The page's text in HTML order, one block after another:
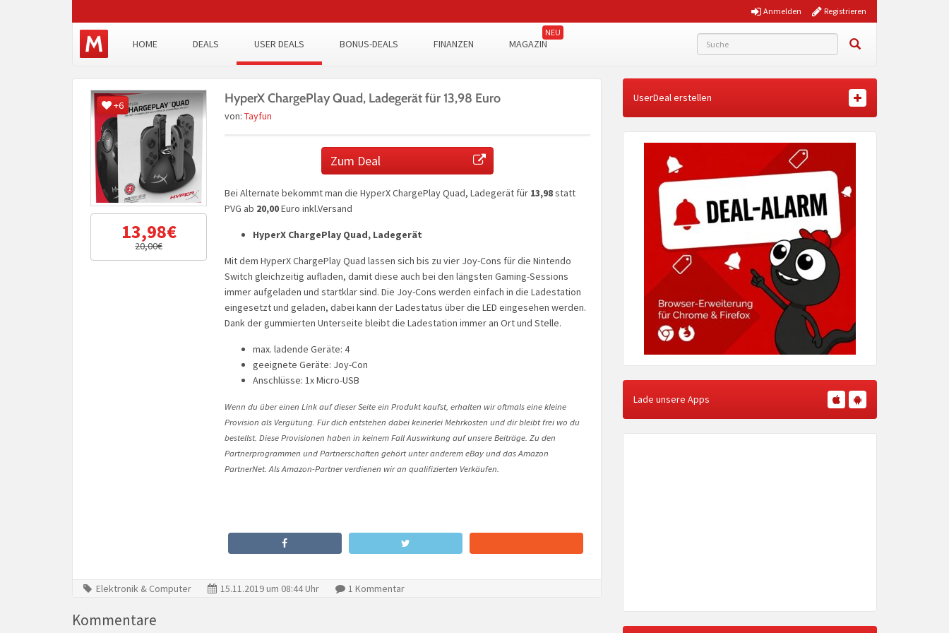
Registrieren
Anmelden
HOME DEALS USER DEALS BONUS-DEALS FINANZEN MAGAZIN
+6
13,98€
20,00€
HyperX ChargePlay Quad, Ladegerät für 13,98 Euro
von: Tayfun
Zum Deal
Bei Alternate bekommt man die HyperX ChargePlay Quad, Ladegerät für 13,98statt
PVG ab 20,00Euro inkl.Versand
HyperX ChargePlay Quad, Ladegerät
Mit dem HyperX ChargePlay Quad lassen sich bis zu vier Joy-Cons für die Nintendo
Switch gleichzeitig aufladen, damit diese auch bei den längsten Gaming-Sessions
immer aufgeladen und startklar sind. Die Joy-Cons werden einfach in die Ladestation
eingesetzt und geladen, dabei kann der Ladestatus über die LED eingesehen werden.
Dank der gummierten Unterseite bleibt die Ladestation immer an Ort und Stelle.
max. ladende Geräte: 4
geeignete Geräte: Joy-Con
Anschlüsse: 1x Micro-USB
Wenn du über einen Link auf dieser Seite ein Produkt kaufst, erhalten wir oftmals eine kleine
Provision als Vergütung. Für dich entstehen dabei keinerlei Mehrkosten und dir bleibt frei wo du
bestellst. Diese Provisionen haben in keinem Fall Auswirkung auf unsere Beiträge. Zu den
Partnerprogrammen und Partnerschaften gehört unter anderem eBay und das Amazon
PartnerNet. Als Amazon-Partner verdienen wir an qualifizierten Verkäufen.
Elektronik & Computer 15.11.2019 um 08:44 Uhr 1 Kommentar
Kommentare
UserDeal erstellen
Lade unsere Apps